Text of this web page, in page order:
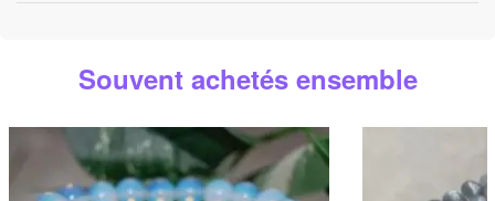
répondons sous24 heures ouvrées .
Souvent achetés ensemble